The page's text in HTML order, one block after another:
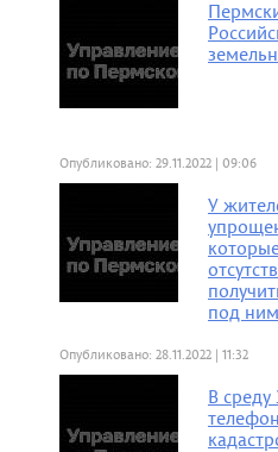
Опубликовано: 29.11.2022 | 09:06
У
под
Опубликовано: 28.11.2022 | 11:32
В среду